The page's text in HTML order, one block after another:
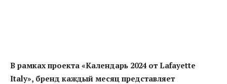
В рамках проекта «Календарь 2024 от Lafayette
Italy», бренд каждый месяц представляет